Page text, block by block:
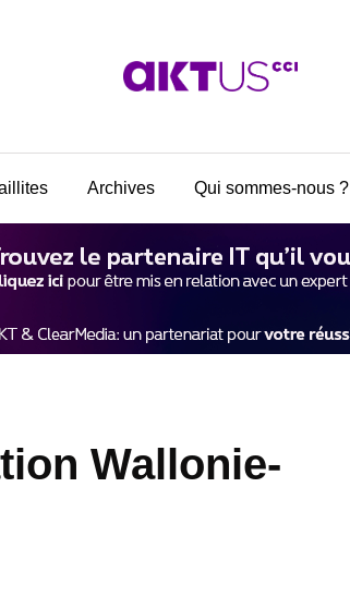
Archives Qui sommes-nous ?
Wallonie-